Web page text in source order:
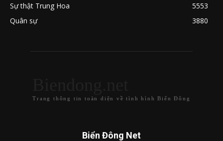
Sự thật Trung Hoa
5553
Quân sự
3880
Trang thông tin toàn diện về tình hình Biển Đông
Biển Đông Net